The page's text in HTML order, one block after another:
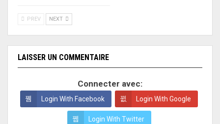
PREV NEXT
LAISSER UN COMMENTAIRE
Connecter avec:
Login With Facebook Login With Google
Login With Twitter